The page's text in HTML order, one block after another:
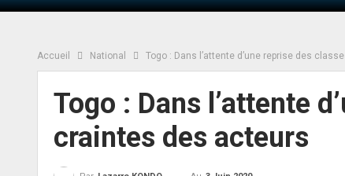
Accueil National Togo : Dans l’attente d’une reprise des
Togo : Dans l’attente
craintes des acteurs